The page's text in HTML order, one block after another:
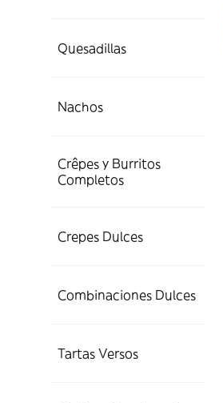
Quesadillas
Nachos
Crêpes y Burritos
Completos
Crepes Dulces
Combinaciones Dulces
Tartas Versos